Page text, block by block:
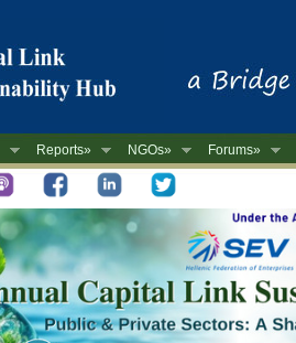
Reports» NGOs» Forums»